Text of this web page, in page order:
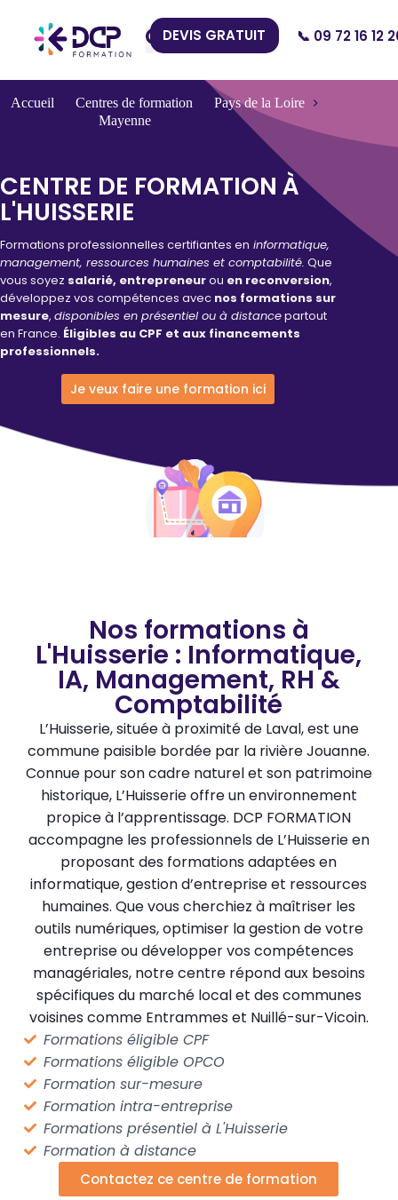
DEVIS GRATUIT 📞 09 72 16 12
Accueil Centres de formation
Pays de la Loire
Mayenne
CENTRE DE FORMATION À
L'HUISSERIE
Formations professionnelles certifiantes en informatique,
management, ressources humaines et comptabilité. Que
vous soyez salarié, entrepreneurou en reconversion,
développez vos compétences avec nos formations sur
mesure, disponibles en présentiel ou à distancepartout
en France. Éligibles au CPF et aux financements
professionnels.
Je veux faire une formation ici
Nos formations à
L'Huisserie : Informatique,
IA, Management, RH &
Comptabilité
L’Huisserie, située à proximité de Laval, est une
commune paisible bordée par la rivière Jouanne.
Connue pour son cadre naturel et son patrimoine
historique, L’Huisserie offre un environnement
propice à l’apprentissage. DCP FORMATION
accompagne les professionnels de L’Huisserie en
proposant des formations adaptées en
informatique, gestion d’entreprise et ressources
humaines. Que vous cherchiez à maîtriser les
outils numériques, optimiser la gestion de votre
entreprise ou développer vos compétences
managériales, notre centre répond aux besoins
spécifiques du marché local et des communes
voisines comme Entrammes et Nuillé-sur-Vicoin.
Formations éligible CPF
Formations éligible OPCO
Formation sur-mesure
Formation intra-entreprise
Formations présentiel à L'Huisserie
Formation à distance
Contactez ce centre de formation